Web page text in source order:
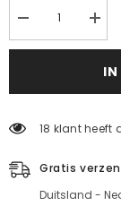
Verminder
de
hoeveelheid
zout
de
voor
zout
IN
18 klant heeft
Gratis
Duitsland -